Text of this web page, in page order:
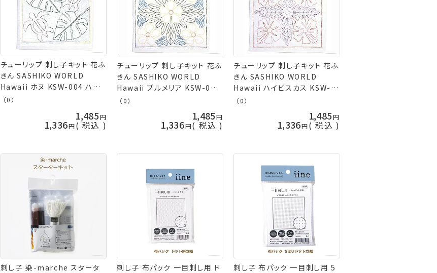
チューリップ 刺し子キット 花ふ
きん SASHIKO WORLD
Hawaii ホヌ KSW-004 ハワイ
ネコポス可 取寄せ商品 terai
（0）
1,485
1,336 税込
チューリップ 刺し子キット 花ふ
きん SASHIKO WORLD
Hawaii プルメリア KSW-002
ハワイ ネコポス可 取寄せ商品
（0）
1,485
1,336 税込
チューリップ 刺し子キット 花ふ
きん SASHIKO WORLD
Hawaii ハイビスカス KSW-
001 ハワイ ネコポス可 取寄せ
（0）
1,485
1,336 税込
刺し子 染-marche スタータ 刺し子 布パック 一目刺し用 ド 刺し子 布パック 一目刺し用 5